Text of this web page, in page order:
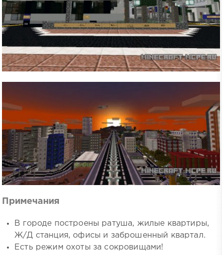
Примечания
В городе построены ратуша, жилые квартиры,
Ж/Д станция, офисы и заброшенный квартал.
Есть режим охоты за сокровищами!